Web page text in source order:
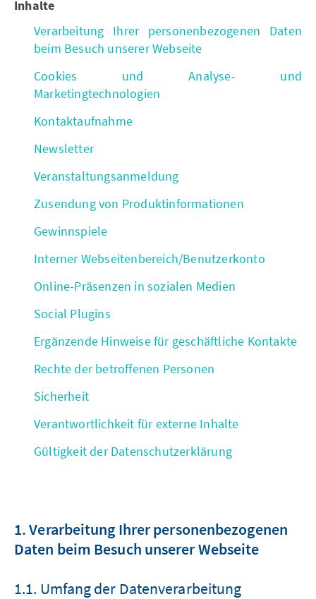
Inhalte
Verarbeitung Ihrer personenbezogenen Daten
beim Besuch unserer Webseite
Cookies und Analyse- und
Marketingtechnologien
Kontaktaufnahme
Newsletter
Veranstaltungsanmeldung
Zusendung von Produktinformationen
Gewinnspiele
Interner Webseitenbereich/Benutzerkonto
Online-Präsenzen in sozialen Medien
Social Plugins
Ergänzende Hinweise für geschäftliche Kontakte
Rechte der betroffenen Personen
Sicherheit
Verantwortlichkeit für externe Inhalte
Gültigkeit der Datenschutzerklärung
1. Verarbeitung Ihrer personenbezogenen
Daten beim Besuch unserer Webseite
1.1. Umfang der Datenverarbeitung